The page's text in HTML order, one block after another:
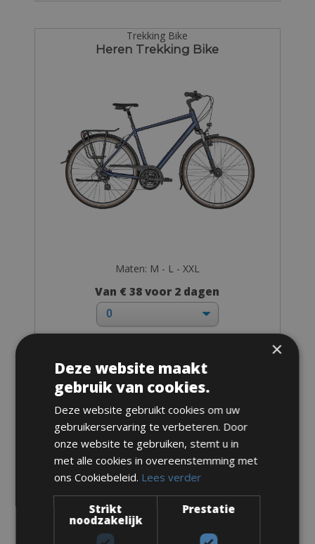
Trekking Bike
Heren Trekking Bike
Maten: M - L - XXL
Van € 38 voor 2 dagen
Accessoires
Cassette 11/34
×
Deze website maakt
gebruik van cookies.
Deze website gebruikt cookies om uw
gebruikerservaring te verbeteren. Door
onze website te gebruiken, stemt u in
met alle cookies in overeenstemming met
ons Cookiebeleid. Lees verder
Strikt
noodzakelijk
Prestatie